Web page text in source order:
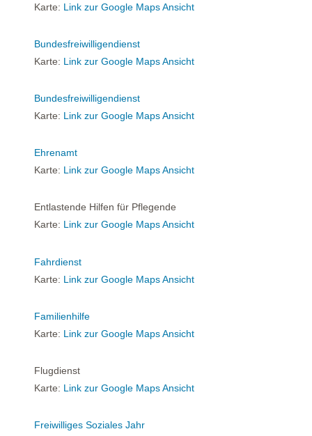
Karte: Link zur Google Maps Ansicht
Bundesfreiwilligendienst
Karte: Link zur Google Maps Ansicht
Bundesfreiwilligendienst
Karte: Link zur Google Maps Ansicht
Ehrenamt
Karte: Link zur Google Maps Ansicht
Entlastende Hilfen für Pflegende
Karte: Link zur Google Maps Ansicht
Fahrdienst
Karte: Link zur Google Maps Ansicht
Familienhilfe
Karte: Link zur Google Maps Ansicht
Flugdienst
Karte: Link zur Google Maps Ansicht
Freiwilliges Soziales Jahr